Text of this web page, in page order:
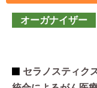
オーガナイザー
セラノスティク